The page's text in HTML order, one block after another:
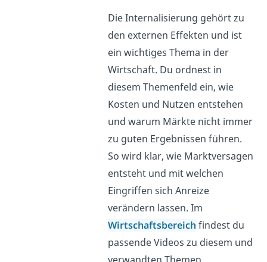
Die Internalisierung gehört zu
den externen Effekten und ist
ein wichtiges Thema in der
Wirtschaft. Du ordnest in
diesem Themenfeld ein, wie
Kosten und Nutzen entstehen
und warum Märkte nicht immer
zu guten Ergebnissen führen.
So wird klar, wie Marktversagen
entsteht und mit welchen
Eingriffen sich Anreize
verändern lassen. Im
Wirtschaftsbereich findest du
passende Videos zu diesem und